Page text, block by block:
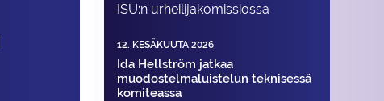
ISU:n urheilija­komissiossa
12. KESÄKUUTA 2026
Ida Hellström jatkaa
muodostelmaluistelun teknisessä
komiteassa